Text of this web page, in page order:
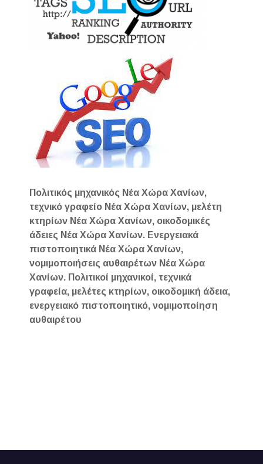
Πολιτικός μηχανικός Νέα Χώρα Χανίων,
τεχνικό γραφείο Νέα Χώρα Χανίων, μελέτη
κτηρίων Νέα Χώρα Χανίων, οικοδομικές
άδειες Νέα Χώρα Χανίων. Ενεργειακά
πιστοποιητικά Νέα Χώρα Χανίων,
νομιμοποιήσεις αυθαιρέτων Νέα Χώρα
Χανίων. Πολιτικοί μηχανικοί, τεχνικά
γραφεία, μελέτες κτηρίων, οικοδομική άδεια,
ενεργειακό πιστοποιητικό, νομιμοποίηση
αυθαιρέτου